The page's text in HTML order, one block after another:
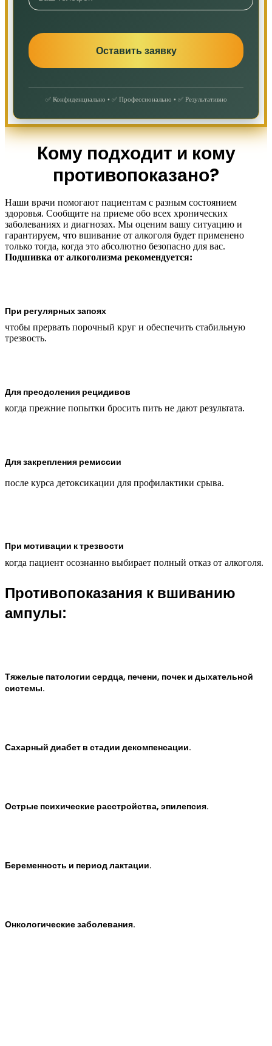
✅ Конфиденциально • ✅ Профессионально • ✅ Результативно
Кому подходит и кому
противопоказано?
Наши врачи помогают пациентам с разным состоянием
здоровья. Сообщите на приеме обо всех хронических
заболеваниях и диагнозах. Мы оценим вашу ситуацию и
гарантируем, что вшивание от алкоголя будет применено
только тогда, когда это абсолютно безопасно для вас.
Подшивка от алкоголизма рекомендуется:
При регулярных запоях
чтобы прервать порочный круг и обеспечить стабильную
трезвость.
Для преодоления рецидивов
когда прежние попытки бросить пить не дают результата.
Для закрепления ремиссии
после курса детоксикации для профилактики срыва.
При мотивации к трезвости
когда пациент осознанно выбирает полный отказ от алкоголя.
Противопоказания к вшиванию
ампулы:
Тяжелые патологии сердца, печени, почек и дыхательной
системы.
Сахарный диабет в стадии декомпенсации.
Острые психические расстройства, эпилепсия.
Беременность и период лактации.
Онкологические заболевания.